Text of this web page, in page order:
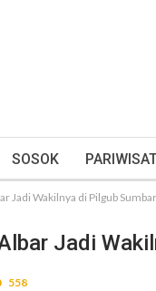
SOSOK
Jadi Wakilnya di Pilgub Sumbar
Jadi
558